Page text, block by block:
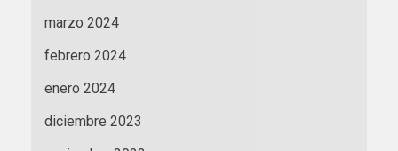
marzo 2024
febrero 2024
enero 2024
diciembre 2023